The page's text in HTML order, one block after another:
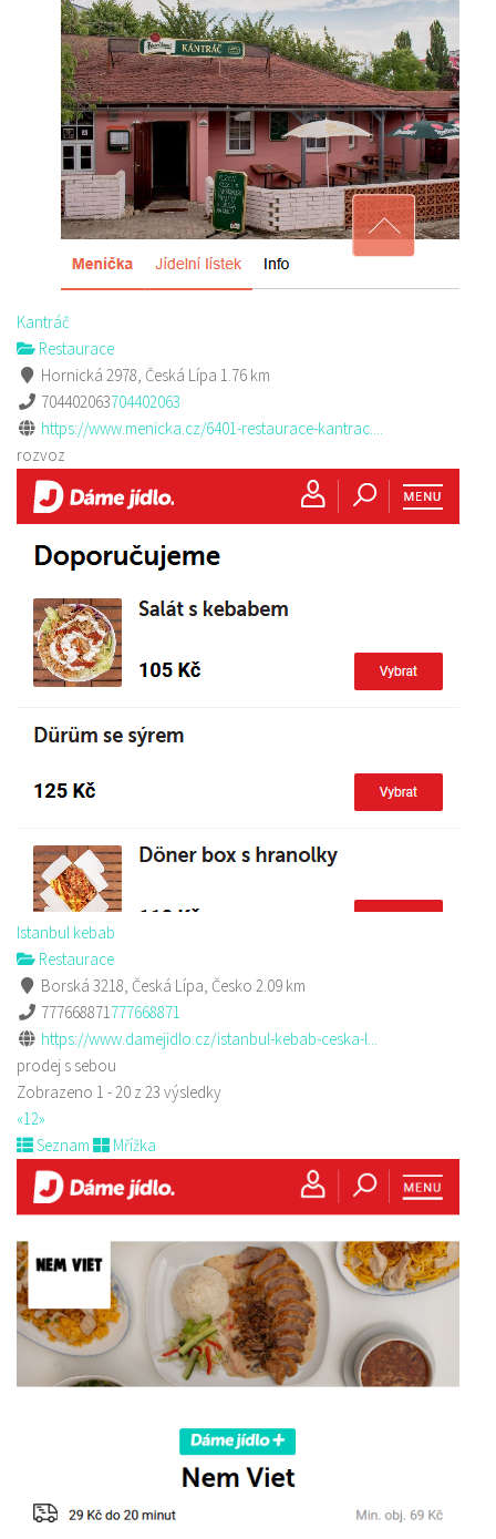
Kantráč
Restaurace
Hornická 2978, Česká Lípa 1.76 km
704402063704402063
https://www.menicka.cz/6401-restaurace-kantrac....
rozvoz
Istanbul kebab
Restaurace
Borská 3218, Česká Lípa, Česko 2.09 km
777668871777668871
https://www.damejidlo.cz/istanbul-kebab-ceska-l...
prodej s sebou
Zobrazeno 1 - 20 z 23 výsledky
«12»
Seznam
Mřížka